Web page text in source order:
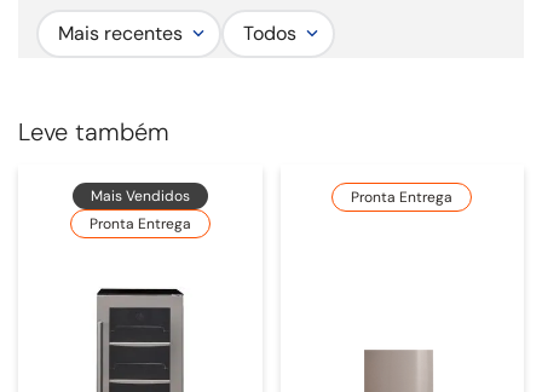
Mais recentes Todos
Leve também
Mais Vendidos
Pronta Entrega
Pronta Entrega